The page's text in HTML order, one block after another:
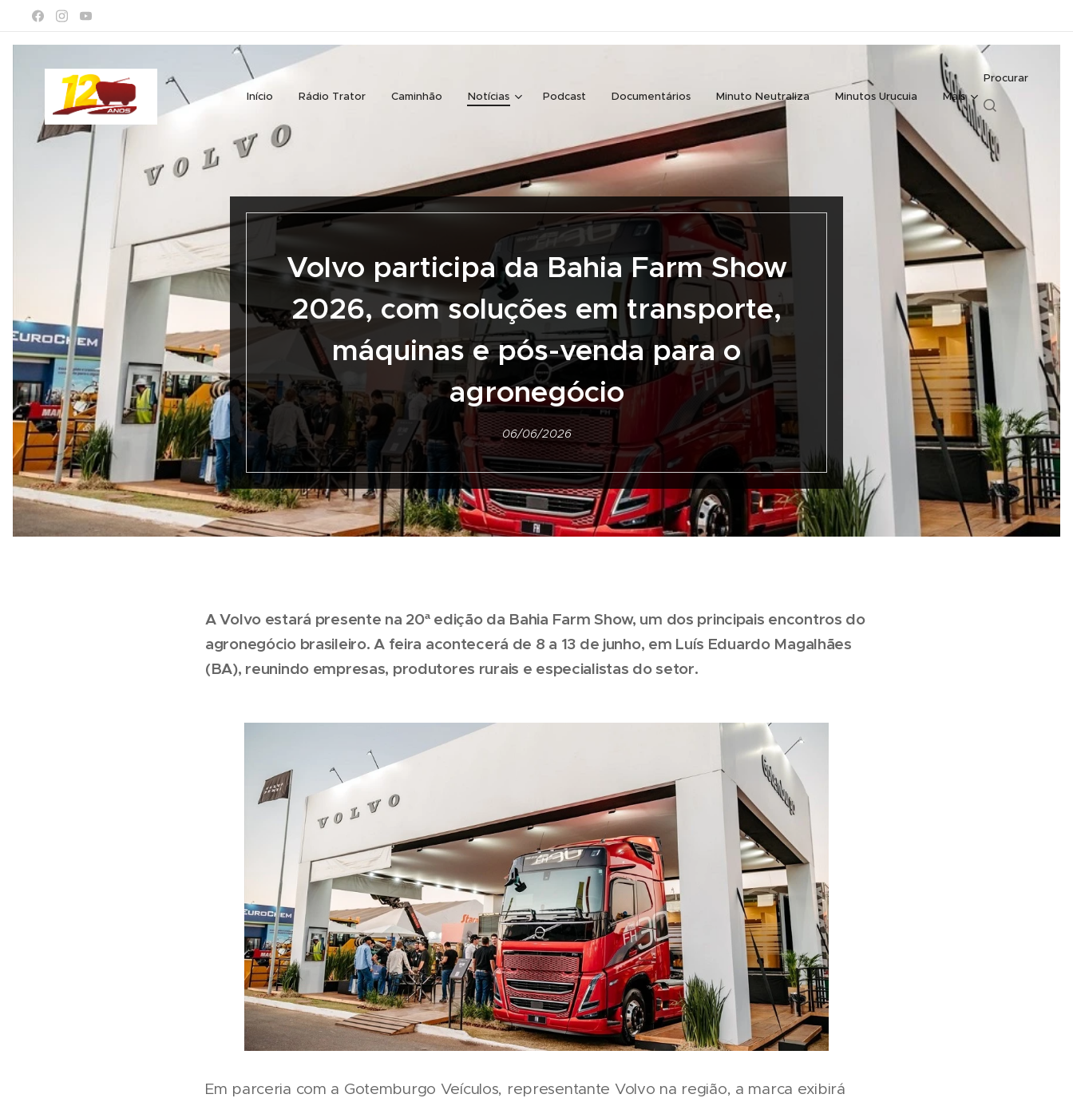
Início Rádio Trator Caminhão Notícias Podcast Documentários Minuto Neutraliza Minutos Urucuia Mais
Procurar
Volvo participa da Bahia Farm Show
2026, com soluções em transporte,
máquinas e pós-venda para o
agronegócio
06/06/2026
A Volvo estará presente na 20ª edição da Bahia Farm Show, um dos principais encontros do
agronegócio brasileiro. A feira acontecerá de 8 a 13 de junho, em Luís Eduardo Magalhães
(BA), reunindo empresas, produtores rurais e especialistas do setor.
Em parceria com a Gotemburgo Veículos, representante Volvo na região, a marca exibirá